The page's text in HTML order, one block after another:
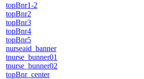
topBnr1-2
topBnr2
topBnr3
topBnr4
topBnr5
nurseaid_banner
tnurse_bunner01
tnurse_bunner02
topBnr_center